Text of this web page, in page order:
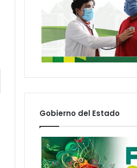
Gobierno del Estado